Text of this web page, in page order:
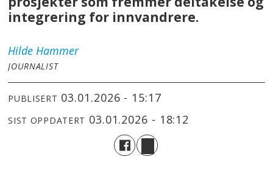
integrering for innvandrere.
Hilde Hammer
JOURNALIST
PUBLISERT 03.01.2026 - 15:17
SIST OPPDATERT 03.01.2026 - 18:12